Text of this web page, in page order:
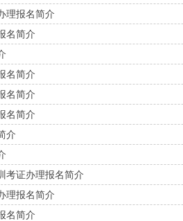
理报名简介
名简介
名简介
名简介
名简介
介
考证办理报名简介
理报名简介
名简介